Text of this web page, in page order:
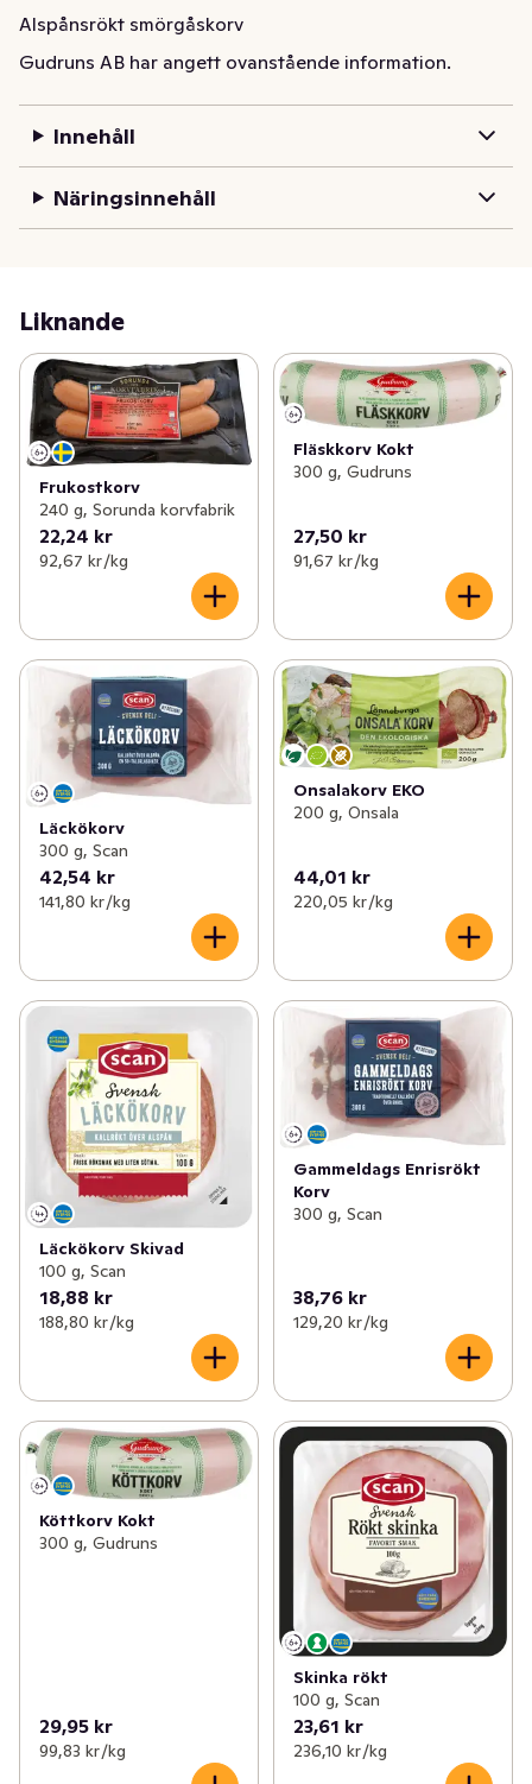
Alspånsrökt smörgåskorv
Gudruns AB har angett ovanstående information.
Innehåll
Näringsinnehåll
Liknande
Frukostkorv
240 g, Sorunda korvfabrik
22,24 kr
92,67 kr /kg
Fläskkorv Kokt
300 g, Gudruns
27,50 kr
91,67 kr /kg
Läckökorv
300 g, Scan
42,54 kr
141,80 kr /kg
Onsalakorv EKO
200 g, Onsala
44,01 kr
220,05 kr /kg
Läckökorv Skivad
100 g, Scan
18,88 kr
188,80 kr /kg
Gammeldags Enrisrökt
Korv
300 g, Scan
38,76 kr
129,20 kr /kg
Köttkorv Kokt
300 g, Gudruns
29,95 kr
99,83 kr /kg
Skinka rökt
100 g, Scan
23,61 kr
236,10 kr /kg